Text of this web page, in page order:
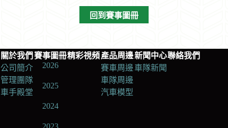
回到賽事圖冊
關於我們
公司簡介
管理團隊
車手殿堂
賽事圖冊
2026
2025
2024
精彩視頻產品周邊
賽車周邊
車隊周邊
汽車模型
新聞中心
車隊新聞
聯絡我們